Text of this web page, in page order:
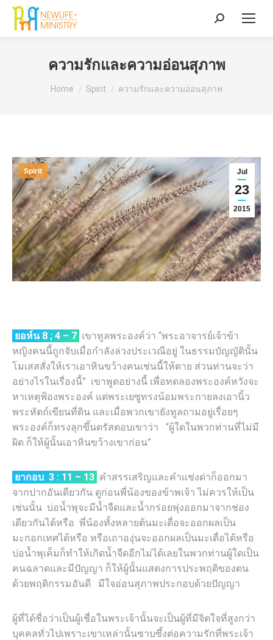
Search:
ความรักและความอ่อนสุภาพ
You are here:
Home Spirit ความรักและความอ่อนสุภาพ
Jul
23
2015
Spirit
ยอห์น 8 ; 4 – 7 เขาทูลพระองค์ว่า “พระอาจารย์เจ้าข้า
หญิงคนนี้ถูกจับเมื่อกำลังล่วงประเวณีอยู่ ในธรรมบัญญัตินั้น
โมเสสสั่งให้เราเอาหินขว้างคนเช่นนี้ให้ตาย ส่วนท่านจะว่า
อย่างไรในเรื่องนี้” เขาพูดอย่างนี้ เพื่อทดลองพระองค์หวังจะ
หาเหตุฟ้องพระองค์ แต่พระเยซูทรงน้อมพระกายลงเอานิ้ว
พระหัตถ์เขียนที่ดิน และเมื่อพวกเขายังทูลถามอยู่เรื่อยๆ
พระองค์ก็ทรงลุกขึ้นตรัสตอบเขาว่า “ผู้ใดในพวกท่านที่ไม่มี
ผิด ก็ให้ผู้นั้นเอาหินขว้างเขาก่อน”
ยากอบ 3 : 11 – 13 คำสรรเสริญและคำแช่งด่าก็ออกมา
จากปากอันเดียวกัน ดูก่อนพี่น้องของข้าพเจ้า ไม่ควรให้เป็น
เช่นนั้น บ่อน้ำพุจะมีน้ำจืดและน้ำกร่อยพุ่งออกมาจากช่อง
เดียวกันได้หรือ พี่น้องทั้งหลายต้นมะเดื่อจะออกผลเป็น
มะกอกเทศได้หรือ หรือเถาองุ่นจะออกผลเป็นมะเดื่อได้หรือ
บ่อน้ำพุเค็มก็ทำให้เกิดน้ำจืดอีกไม่ได้เลยในพวกท่านผู้ใดเป็น
คนฉลาดและมีปัญญา ก็ให้ผู้นั้นแสดงการประพฤติของตน
ด้วยพฤติกรรมอันดี มีใจอ่อนสุภาพประกอบด้วยปัญญา
ผู้ที่ได้ชื่อว่าเป็นผู้เชื่อในพระเจ้านั้นจะเป็นผู้ที่มีจิตใจที่สูงกว่า
บุคคลทั่วไปเพราะเขาเหล่านั้นซาบซึ้งต่อความรักที่พระเจ้า